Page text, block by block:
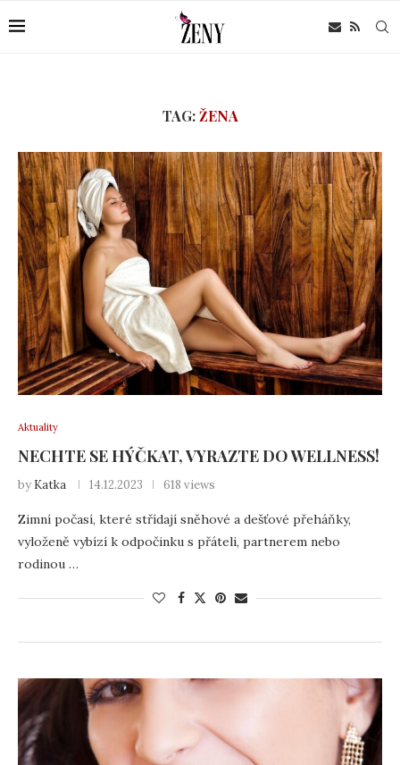
TAG:ŽENA
Aktuality
NECHTE SE HÝČKAT, VYRAZTE DO WELLNESS!
by Katka 14.12.2023 618 views
Zimní počasí, které střídají sněhové a dešťové přeháňky,
vyloženě vybízí k odpočinku s přáteli, partnerem nebo
rodinou …